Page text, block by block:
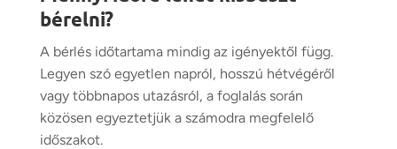
bérelni?
A bérlés időtartama mindig az igényektől függ.
Legyen szó egyetlen napról, hosszú hétvégéről
vagy többnapos utazásról, a foglalás során
közösen egyeztetjük a számodra megfelelő
időszakot.